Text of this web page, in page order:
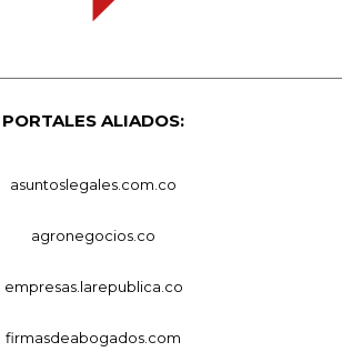
PORTALES ALIADOS:
asuntoslegales.com.co
agronegocios.co
empresas.larepublica.co
firmasdeabogados.com